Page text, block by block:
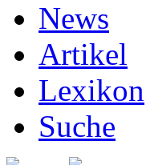
News
Artikel
Lexikon
Suche